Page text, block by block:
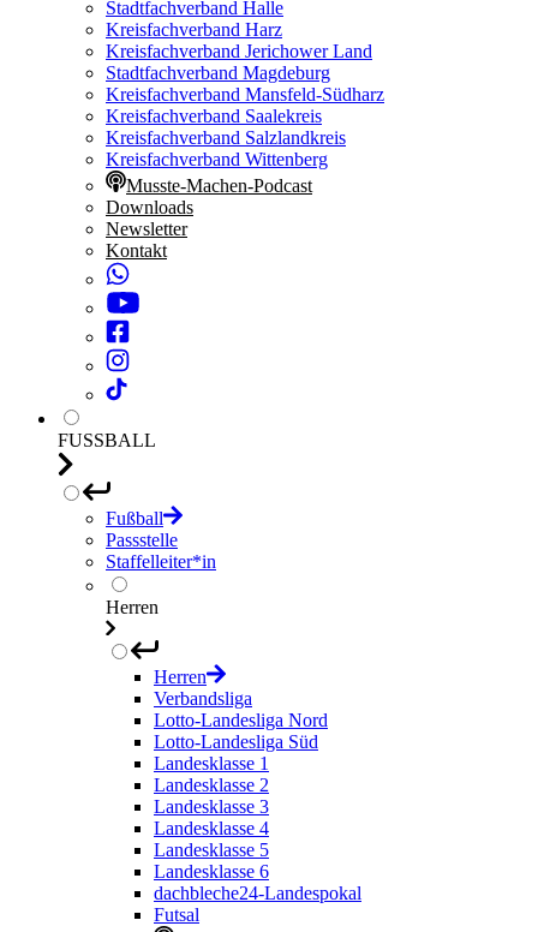
Stadtfachverband Halle
Kreisfachverband Harz
Kreisfachverband Jerichower Land
Stadtfachverband Magdeburg
Kreisfachverband Mansfeld-Südharz
Kreisfachverband Saalekreis
Kreisfachverband Salzlandkreis
Kreisfachverband Wittenberg
Musste-Machen-Podcast
Downloads
Newsletter
Kontakt
FUSSBALL
Fußball
Passstelle
Staffelleiter*in
Herren
Herren
Verbandsliga
Lotto-Landesliga Nord
Lotto-Landesliga Süd
Landesklasse 1
Landesklasse 2
Landesklasse 3
Landesklasse 4
Landesklasse 5
Landesklasse 6
dachbleche24-Landespokal
Futsal